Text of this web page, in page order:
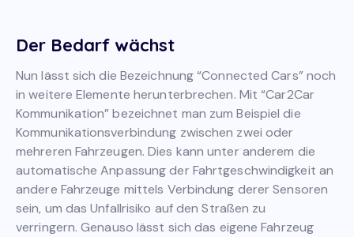
Der Bedarf wächst
Nun lässt sich die Bezeichnung “Connected Cars” noch
in weitere Elemente herunterbrechen. Mit “Car2Car
Kommunikation” bezeichnet man zum Beispiel die
Kommunikationsverbindung zwischen zwei oder
mehreren Fahrzeugen. Dies kann unter anderem die
automatische Anpassung der Fahrtgeschwindigkeit an
andere Fahrzeuge mittels Verbindung derer Sensoren
sein, um das Unfallrisiko auf den Straßen zu
verringern. Genauso lässt sich das eigene Fahrzeug